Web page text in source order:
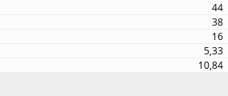
44
38
16
5,33
10,84